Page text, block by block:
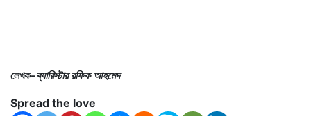
লেখক-ব্যারিস্টার রফিক আহমেদ
Spread the love